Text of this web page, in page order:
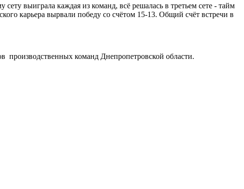
выиграла каждая из команд, всё решалась в третьем сете - тайм
карьера вырвали победу со счётом 15-13. Общий счёт встречи в
производственных команд Днепропетровской области.